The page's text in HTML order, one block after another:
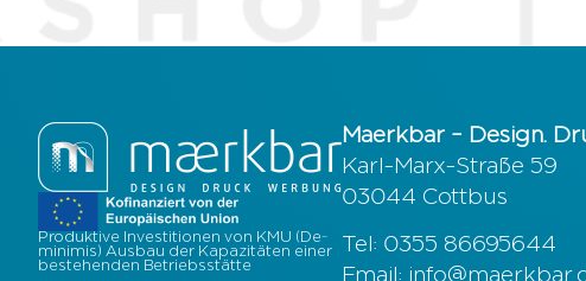
Produktive Investitionen von KMU (De-
minimis) Ausbau der Kapazitäten einer
bestehenden Betriebsstätte
Maerkbar – Design.
Karl-Marx-Straße 59
03044 Cottbus
Tel: 0355 86695644